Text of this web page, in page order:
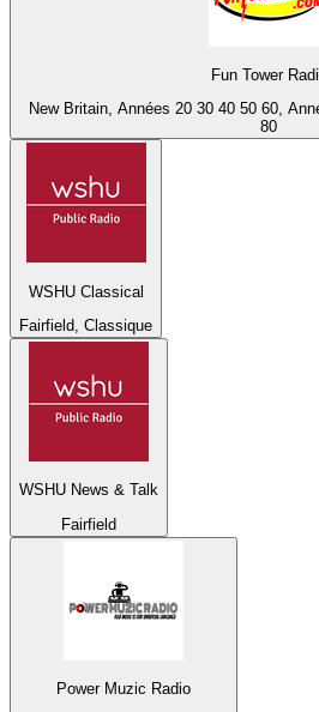
Fun Tower
New Britain, Années 20 30 40 50 60,
80
WSHU Classical
Fairfield, Classique
WSHU News & Talk
Fairfield
Power Muzic Radio